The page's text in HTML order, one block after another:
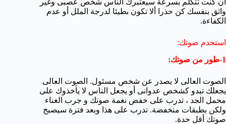
واثق بنفسك كن حذرا ألا تكون بطيئا لدرجة الملل أو عدم
الكفاءة.
استخدم صوتك:
1-طور من صوتك:
الصوت العالى لا يصدر عن شخص مسئول. الصوت العالى
يجعلك تبدو كشخص عدوانى أو يجعل الناس لا يأخذوك على
محمل الجد ، تدرب على خفض نغمة صوتك و جرب الغناء
ولكن بطبقات منخفضة. تدرب على هذا وبعد فترة سيصبح
صوتك أقل حدة.